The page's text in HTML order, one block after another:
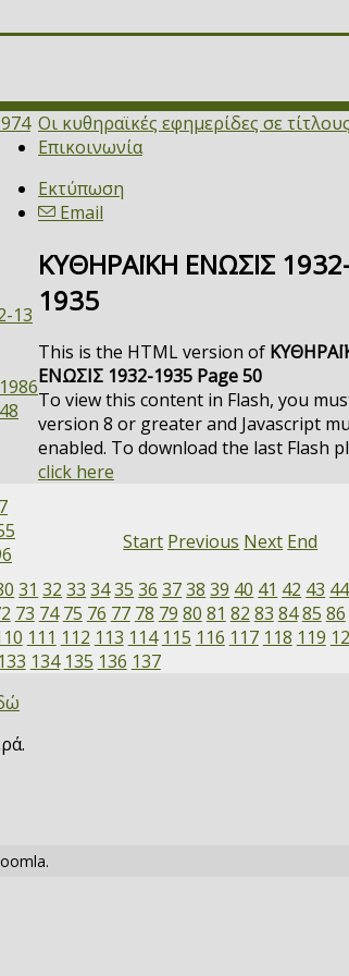
Οι κυθηραϊκές εφημερίδες σε τίτλους
13
Επικοινωνία
Εκτύπωση
Email
ΚΥΘΗΡΑΪΚΗ ΕΝΩΣΙΣ
1935
This is the HTML version of
ΕΝΩΣΙΣ 1932-1935 Page 50
To view this content in Flash, you
version 8 or greater and Javascript
enabled. To download the last Flash
click here
Start Previous Next End
31 32 33 3435 36 3738 39 40 41 42 43 44
73 74 75 76 77 78 79 80 81 82 83 8485 86
111 112 113 114 115 116 117 118 119
133 134 135 136 137